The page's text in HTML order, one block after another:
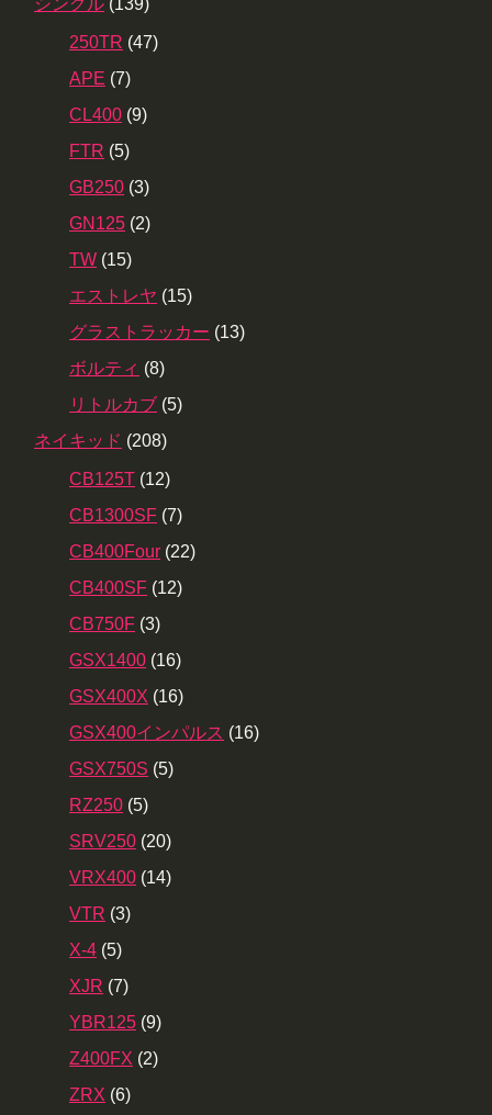
シングル (139)
250TR (47)
APE (7)
CL400 (9)
FTR (5)
GB250 (3)
GN125 (2)
TW (15)
エストレヤ (15)
グラストラッカー (13)
ボルティ (8)
リトルカブ (5)
ネイキッド (208)
CB125T (12)
CB1300SF (7)
CB400Four (22)
CB400SF (12)
CB750F (3)
GSX1400 (16)
GSX400X (16)
GSX400インパルス (16)
GSX750S (5)
RZ250 (5)
SRV250 (20)
VRX400 (14)
VTR (3)
X-4 (5)
XJR (7)
YBR125 (9)
Z400FX (2)
ZRX (6)